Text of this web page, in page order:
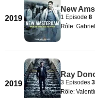
2019
New
1 Episode 8
Rôle:
2019
Ray
3 Episodes 3
Rôle: